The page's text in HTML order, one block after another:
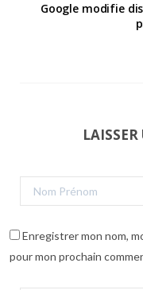
Google modifie
Enregistrer mon nom,
pour mon prochain